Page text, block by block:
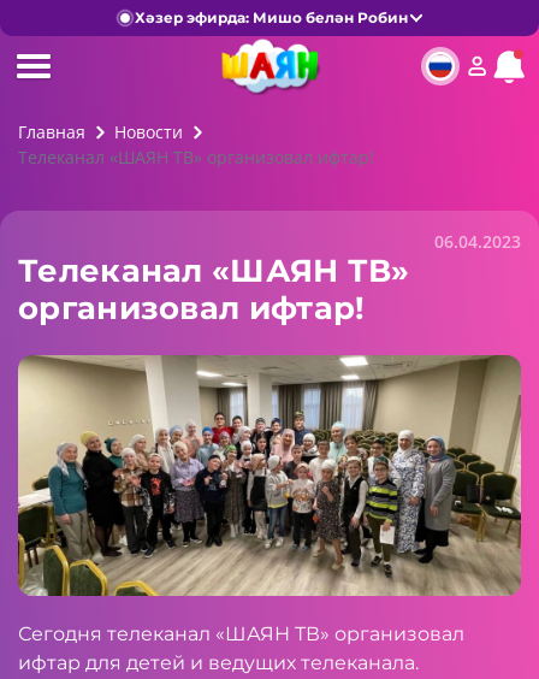
Хәзер эфирда: Мишо белән Робин
Главная
Новости
Телеканал «ШАЯН ТВ» организовал ифтар!
06.04.2023
Телеканал «ШАЯН ТВ»
организовал ифтар!
Сегодня телеканал «ШАЯН ТВ» организовал
ифтар для детей и ведущих телеканала.